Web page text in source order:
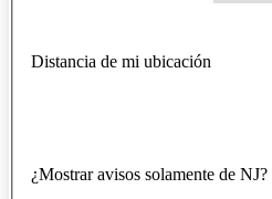
Distancia de mi ubicación
¿Mostrar avisos solamente de NJ?